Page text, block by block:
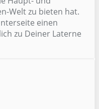
Welt zu bieten hat.
einen
zu Deiner Laterne